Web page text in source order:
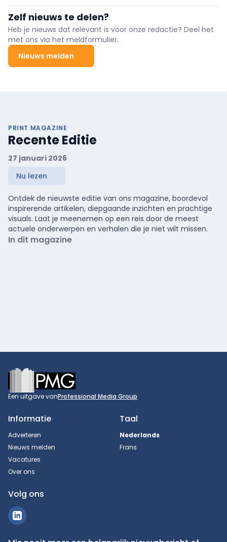
door de Europese Commissie.
Zelf nieuws te delen?
Heb je nieuws dat relevant is voor onze redactie? Deel het
met ons via het meldformulier.
Nieuws melden
PRINT MAGAZINE
Recente Editie
27 januari 2026
Nu lezen
Ontdek de nieuwste editie van ons magazine, boordevol
inspirerende artikelen, diepgaande inzichten en prachtige
visuals. Laat je meenemen op een reis door de meest
actuele onderwerpen en verhalen die je niet wilt missen.
In dit magazine
Footer
Een uitgave vanProfessional Media Group
Informatie
Adverteren
Nieuws melden
Vacatures
Over ons
Taal
Nederlands
Frans
Volg ons